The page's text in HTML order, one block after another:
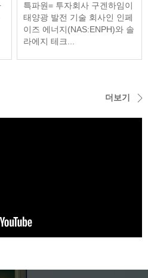
특파원= 투자회사 구겐하임이
태양광 발전 기술 회사인 인페
이즈 에너지(NAS:ENPH)와 솔
라에지 테크...
더보기